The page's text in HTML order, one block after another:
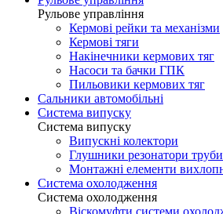
Рульове управління
Кермові рейки та механізми
Кермові тяги
Накінечники кермових тяг
Насоси та бачки ГПК
Пильовики кермових тяг
Сальники автомобільні
Система випуску
Система випуску
Випускні колектори
Глушники резонатори
Монтажні елементи
Система охолодження
Система охолодження
Віскомуфти системи